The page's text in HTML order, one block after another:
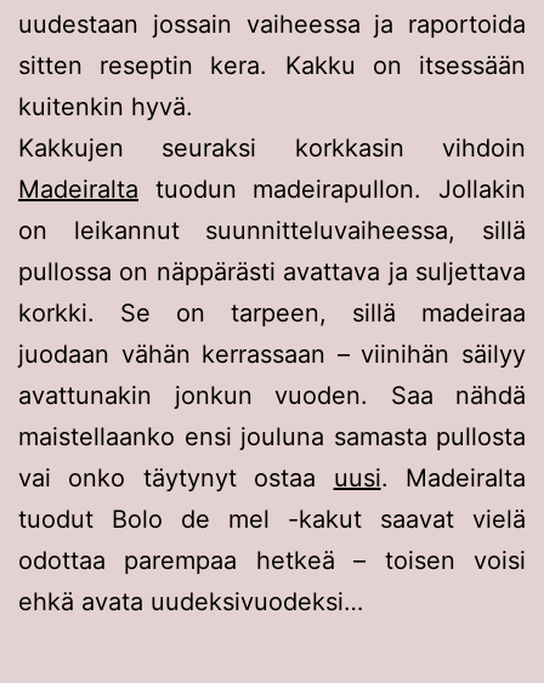
uudestaan jossain vaiheessa ja raportoida
sitten reseptin kera. Kakku on itsessään
kuitenkin hyvä.
Kakkujen seuraksi korkkasin vihdoin
Madeiralta tuodun madeirapullon. Jollakin
on leikannut suunnitteluvaiheessa, sillä
pullossa on näppärästi avattava ja suljettava
korkki. Se on tarpeen, sillä madeiraa
juodaan vähän kerrassaan – viinihän säilyy
avattunakin jonkun vuoden. Saa nähdä
maistellaanko ensi jouluna samasta pullosta
vai onko täytynyt ostaa uusi. Madeiralta
tuodut Bolo de mel -kakut saavat vielä
odottaa parempaa hetkeä – toisen voisi
ehkä avata uudeksivuodeksi…